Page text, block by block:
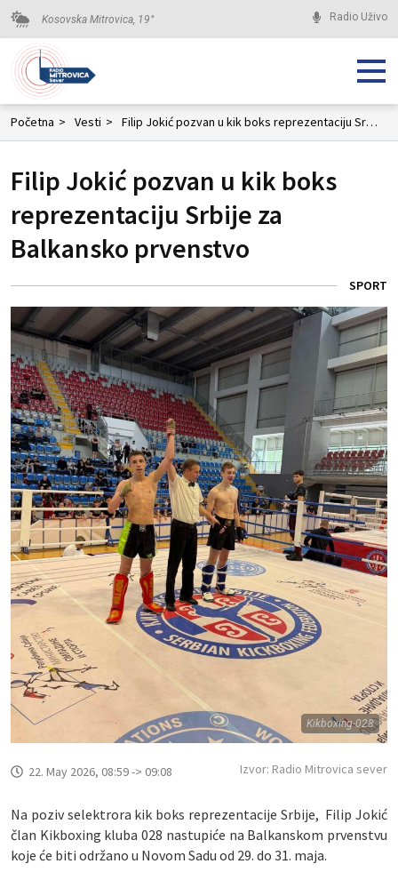
Kosovska Mitrovica, 19° Radio Uživo
Početna > Vesti > Filip Jokić pozvan u kik boks reprezentaciju Srbije za Balkansko prvenstvo
Filip Jokić pozvan u kik boks
reprezentaciju Srbije za
Balkansko prvenstvo
SPORT
Kikboxing-028
22. May 2026, 08:59 -> 09:08 Izvor: Radio Mitrovica sever
Na poziv selektrora kik boks reprezentacije Srbije, Filip Jokić
član Kikboxing kluba 028 nastupiće na Balkanskom prvenstvu
koje će biti održano u Novom Sadu od 29. do 31. maja.